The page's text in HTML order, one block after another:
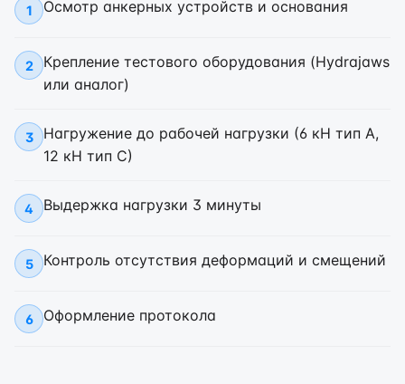
1 Осмотр анкерных устройств и основания
2
Крепление тестового оборудования (Hydrajaws
или аналог)
3
Нагружение до рабочей нагрузки (6 кН тип А,
12 кН тип С)
4 Выдержка нагрузки 3 минуты
5 Контроль отсутствия деформаций и смещений
6 Оформление протокола